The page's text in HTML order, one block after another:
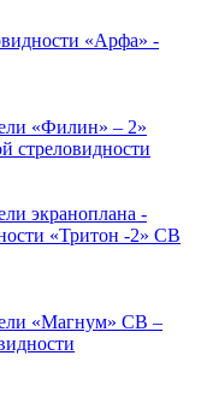
«Арфа» -
«Филин» – 2»
стреловидности
экраноплана -
«Тритон -2» СВ
«Магнум» СВ –